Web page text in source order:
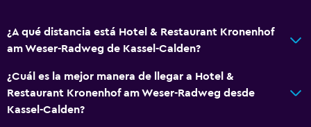
General
Zona de estar
Vista al jardín
¿A qué distancia está Hotel & Restaurant Kronenhof
am Weser-Radweg de Kassel-Calden?
¿Cuál es la mejor manera de llegar a Hotel &
Restaurant Kronenhof am Weser-Radweg desde
Kassel-Calden?